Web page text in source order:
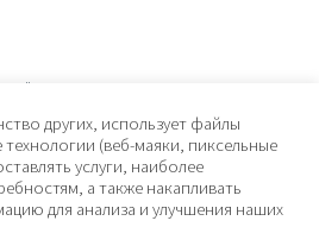
других, использует файлы
(веб-маяки, пиксельные
услуги, наиболее
а также накапливать
для анализа и улучшения наших